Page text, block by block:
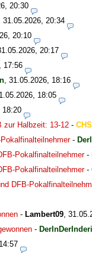
20:30
31.05.2026, 20:34
20:10
20:17
17:56
31.05.2026, 18:16
18:05
18:20
zur Halbzeit: 13-12 - CHS
-
Pokalfinalteilnehmer-
Pokalfinalteilnehmer-
DFB-
- Lambert09
-